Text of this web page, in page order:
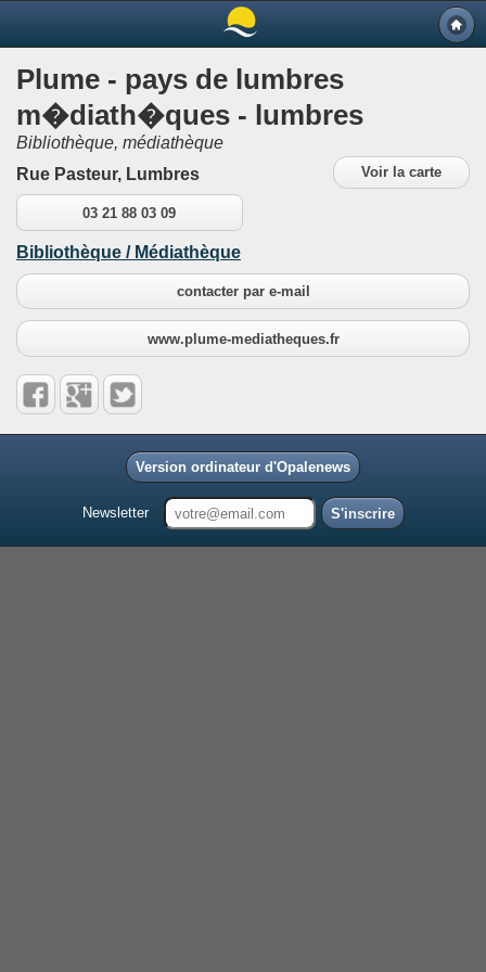
Plume - pays de lumbres
m�diath�ques - lumbres
Bibliothèque, médiathèque
Voir la carte
Rue Pasteur, Lumbres
03 21 88 03 09
Bibliothèque / Médiathèque
contacter par e-mail
www.plume-mediatheques.fr
Version ordinateur d'Opalenews
Newsletter S'inscrire